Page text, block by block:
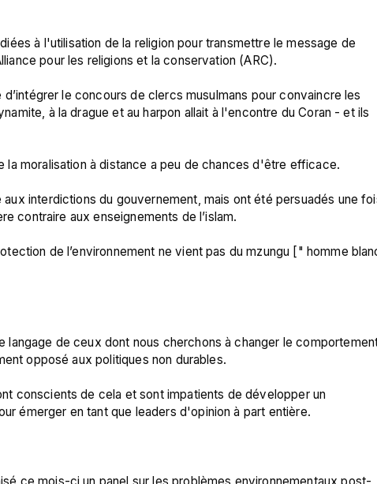
à l'utilisation de la religion pour transmettre le message de
pour les religions et la conservation (ARC).
le concours de clercs musulmans pour convaincre les
à la drague et au harpon allait à l'encontre du Coran - et ils
la moralisation à distance a peu de chances d'être efficace.
interdictions du gouvernement, mais ont été persuadés une
contraire aux enseignements de l’islam.
de l’environnement ne vient pas du mzungu [" homme
langage de ceux dont nous cherchons à changer le
opposé aux politiques non durables.
conscients de cela et sont impatients de développer un
émerger en tant que leaders d'opinion à part entière.